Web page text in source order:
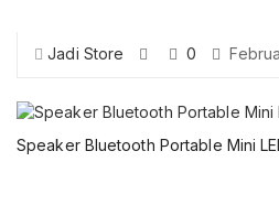
Jadi Store 0
Speaker Bluetooth Portable Mini